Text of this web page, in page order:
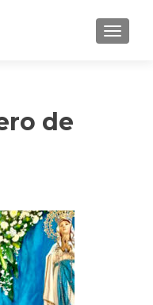
MENU
de